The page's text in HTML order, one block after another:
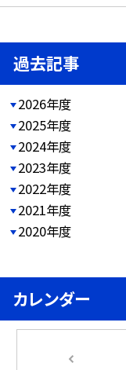
過去記事
2026年度
2025年度
2024年度
2023年度
2022年度
2021年度
2020年度
カレンダー